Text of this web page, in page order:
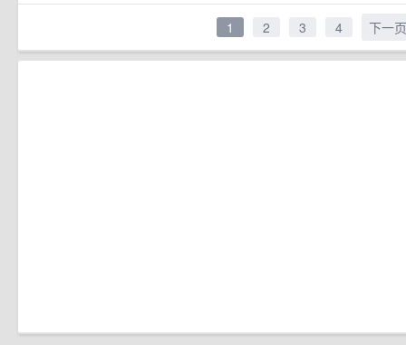
1 2 3 4 下一页